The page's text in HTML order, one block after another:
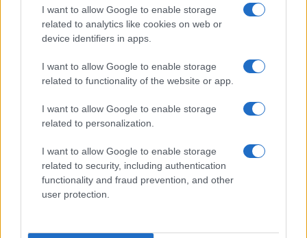
I want to allow Google to enable storage
related to analytics like cookies on web or
device identifiers in apps.
I want to allow Google to enable storage
related to functionality of the website or app.
I want to allow Google to enable storage
related to personalization.
I want to allow Google to enable storage
related to security, including authentication
functionality and fraud prevention, and other
user protection.
Kacsóh Pongrác műve nyomán,János vitéz keresztmetszet
címmel zenés előadás is készül Petőfi klasszikusából a
Coopera előadásában. A produkcióval Petőfi Sándor
születésének 200. és Kacsóh Pongrác születésének 150.
évfordulójáról is megemlékeznek.
Szent László, a legendák
című művét is bemutatják. A történelmi zenés játék
középpontjában testvérével, I. Géza királlyal és
unokatestvérükkel, Salamonnal való kapcsolatuk áll.